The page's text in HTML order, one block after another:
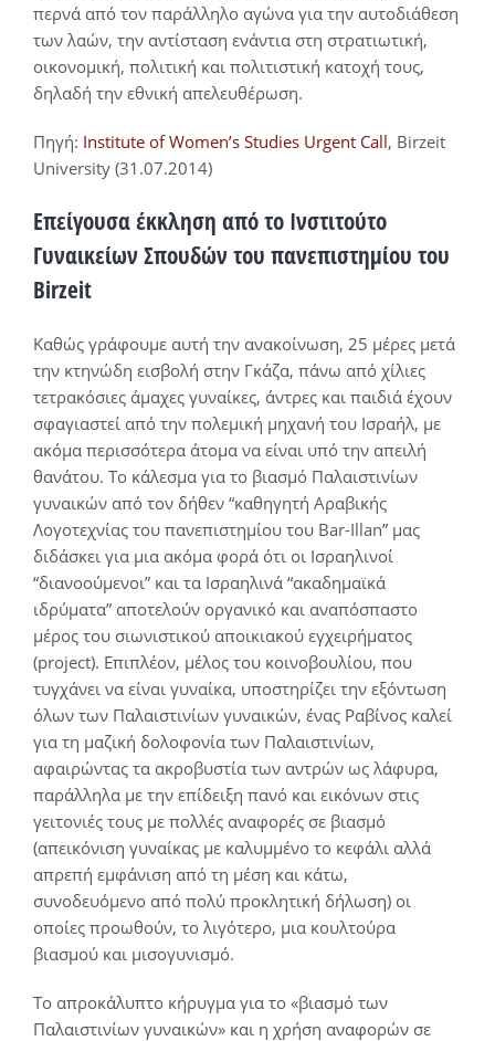
περνά από τον παράλληλο αγώνα για την αυτοδιάθεση
των λαών, την αντίσταση ενάντια στη στρατιωτική,
οικονομική, πολιτική και πολιτιστική κατοχή τους,
δηλαδή την εθνική απελευθέρωση.
Πηγή: Institute of Women’s Studies Urgent Call, Birzeit
University (31.07.2014)
Επείγουσα έκκληση από το Ινστιτούτο
Γυναικείων Σπουδών του πανεπιστημίου του
Birzeit
Καθώς γράφουμε αυτή την ανακοίνωση, 25 μέρες μετά
την κτηνώδη εισβολή στην Γκάζα, πάνω από χίλιες
τετρακόσιες άμαχες γυναίκες, άντρες και παιδιά έχουν
σφαγιαστεί από την πολεμική μηχανή του Ισραήλ, με
ακόμα περισσότερα άτομα να είναι υπό την απειλή
θανάτου. Το κάλεσμα για το βιασμό Παλαιστινίων
γυναικών από τον δήθεν “καθηγητή Αραβικής
Λογοτεχνίας του πανεπιστημίου του Bar-Illan” μας
διδάσκει για μια ακόμα φορά ότι οι Ισραηλινοί
“διανοούμενοι” και τα Ισραηλινά “ακαδημαϊκά
ιδρύματα” αποτελούν οργανικό και αναπόσπαστο
μέρος του σιωνιστικού αποικιακού εγχειρήματος
(project). Επιπλέον, μέλος του κοινοβουλίου, που
τυγχάνει να είναι γυναίκα, υποστηρίζει την εξόντωση
όλων των Παλαιστινίων γυναικών, ένας Ραβίνος καλεί
για τη μαζική δολοφονία των Παλαιστινίων,
αφαιρώντας τα ακροβυστία των αντρών ως λάφυρα,
παράλληλα με την επίδειξη πανό και εικόνων στις
γειτονιές τους με πολλές αναφορές σε βιασμό
(απεικόνιση γυναίκας με καλυμμένο το κεφάλι αλλά
απρεπή εμφάνιση από τη μέση και κάτω,
συνοδευόμενο από πολύ προκλητική δήλωση) οι
οποίες προωθούν, το λιγότερο, μια κουλτούρα
βιασμού και μισογυνισμό.
Το απροκάλυπτο κήρυγμα για το «βιασμό των
Παλαιστινίων γυναικών» και η χρήση αναφορών σε